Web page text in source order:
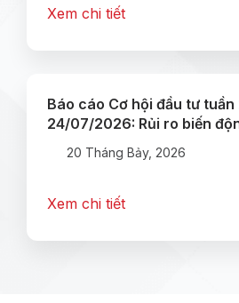
Xem chi tiết
Báo cáo Cơ hội đầu tư
24/07/2026: Rủi ro biến
20 Tháng Bảy, 2026
Xem chi tiết